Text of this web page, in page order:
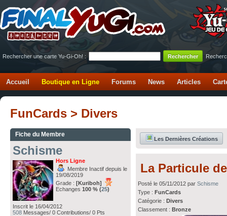
Rechercher une carte Yu-Gi-Oh! :
Accueil Boutique en Ligne Forums News Articles
FunCards > Divers
Fiche du Membre
Schisme
Hors Ligne
Membre Inactif depuis le
19/08/2019
Grade : [Kuriboh]
Echanges 100 % (25)
Inscrit le 16/04/2012
508 Messages/ 0 Contributions/ 0 Pts
Les Dernières Créations
La Particule
Posté le 05/11/2012 parSchisme
Type :FunCards
Catégorie :Divers
Classement :Bronze